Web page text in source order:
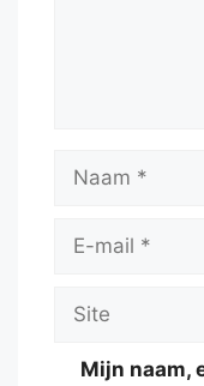
Naam
Site
Mijn naam,